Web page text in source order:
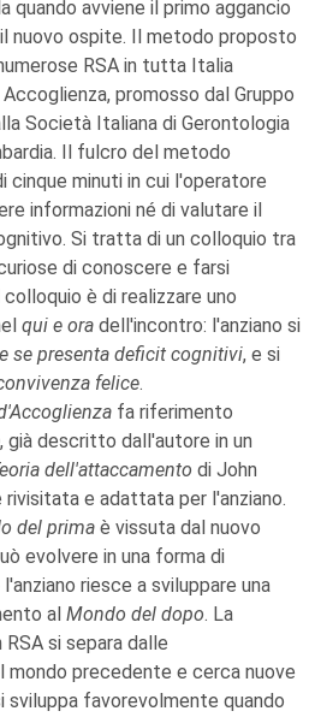
quando avviene il primo aggancio
nuovo ospite. Il metodo proposto
RSA in tutta Italia
promosso dal Gruppo
Società Italiana di Gerontologia
Il fulcro del metodo
cinque minuti in cui l'operatore
informazioni né di valutare il
Si tratta di un colloquio tra
di conoscere e farsi
è di realizzare uno
qui e ora dell'incontro: l'anziano si
se presenta deficit cognitivi, e si
felice.
fa riferimento
, già descritto dall'autore in un
dell'attaccamento di John
e adattata per l'anziano.
del prima è vissuta dal nuovo
evolvere in una forma di
riesce a sviluppare una
al Mondo del dopo. La
si separa dalle
mondo precedente e cerca nuove
sviluppa favorevolmente quando